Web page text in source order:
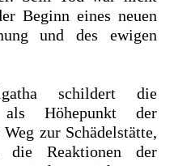
Beginn eines neuen
und des ewigen
schildert die
Höhepunkt der
zur Schädelstätte,
die Reaktionen der